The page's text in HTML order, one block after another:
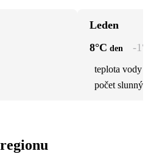
Leden
8°C den -1
teplota vody
počet